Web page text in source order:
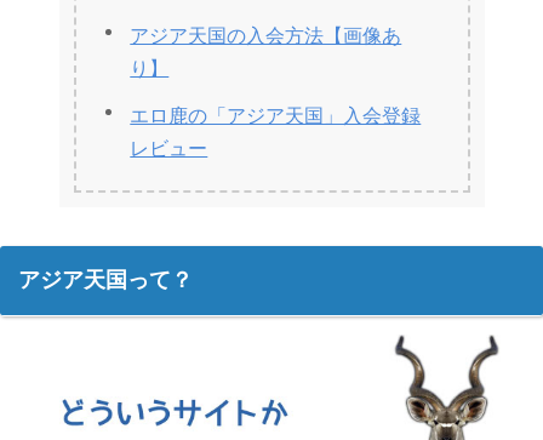
アジア天国の入会方法【画像あ
り】
エロ鹿の「アジア天国」入会登録
レビュー
アジア天国って？